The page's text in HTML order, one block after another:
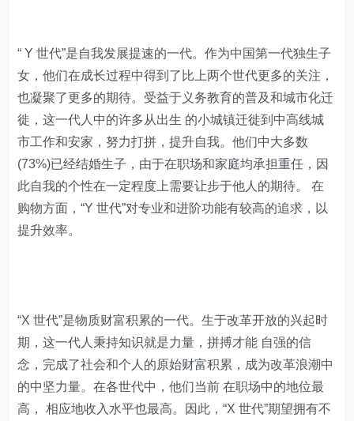
“ Y 世代”是自我发展提速的一代。作为中国第一代独生子
女，他们在成长过程中得到了比上两个世代更多的关注，
也凝聚了更多的期待。受益于义务教育的普及和城市化迁
徙，这一代人中的许多从出生 的小城镇迁徙到中高线城
市工作和安家，努力打拼，提升自我。他们中大多数
(73%)已经结婚生子，由于在职场和家庭均承担重任，因
此自我的个性在一定程度上需要让步于他人的期待。 在
购物方面，“Y 世代”对专业和进阶功能有较高的追求，以
提升效率。
“X 世代”是物质财富积累的一代。生于改革开放的兴起时
期，这一代人秉持知识就是力量，拼搏才能 自强的信
念，完成了社会和个人的原始财富积累，成为改革浪潮中
的中坚力量。在各世代中，他们当前 在职场中的地位最
高， 相应地收入水平也最高。因此，“X 世代”期望拥有不